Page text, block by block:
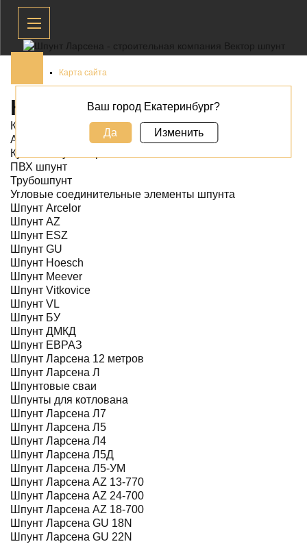
Карта сайта
КАРТА САЙТА
Каталог шпунта
Аренда шпунта
Купить шпунт Ларсена
ПВХ шпунт
Трубошпунт
Угловые соединительные элементы шпунта
Шпунт Arcelor
Шпунт AZ
Шпунт ESZ
Шпунт GU
Шпунт Hoesch
Шпунт Meever
Шпунт Vitkovice
Шпунт VL
Шпунт БУ
Шпунт ДМКД
Шпунт ЕВРАЗ
Шпунт Ларсена 12 метров
Шпунт Ларсена Л
Шпунтовые сваи
Шпунты для котлована
Шпунт Ларсена Л7
Шпунт Ларсена Л5
Шпунт Ларсена Л4
Шпунт Ларсена Л5Д
Шпунт Ларсена Л5-УМ
Шпунт Ларсена AZ 13-770
Шпунт Ларсена AZ 24-700
Шпунт Ларсена AZ 18-700
Шпунт Ларсена GU 18N
Шпунт Ларсена GU 22N
Ваш город Екатеринбург?
Да Изменить